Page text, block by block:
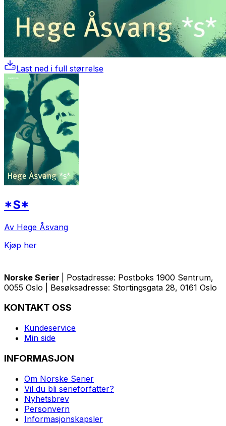
Last ned i full størrelse
*S*
Av Hege Åsvang
Kjøp her
Norske Serier
| Postadresse: Postboks 1900 Sentrum,
0055 Oslo | Besøksadresse: Stortingsgata 28, 0161 Oslo
KONTAKT OSS
Kundeservice
Min side
INFORMASJON
Om Norske Serier
Vil du bli serieforfatter?
Nyhetsbrev
Personvern
Informasjonskapsler